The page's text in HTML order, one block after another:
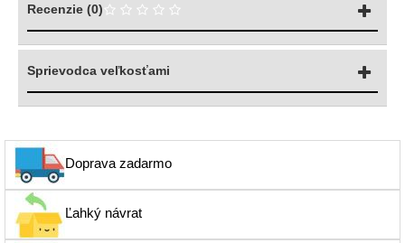
Recenzie (0)
Sprievodca veľkosťami
Doprava zadarmo
Ľahký návrat